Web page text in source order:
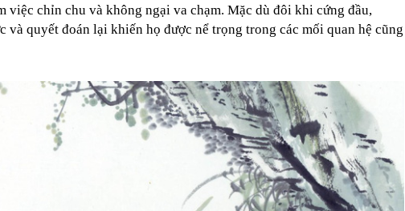
việc chỉn chu và không ngại va chạm. Mặc dù đôi khi cứng đầu,
và quyết đoán lại khiến họ được nể trọng trong các mối quan hệ cũng